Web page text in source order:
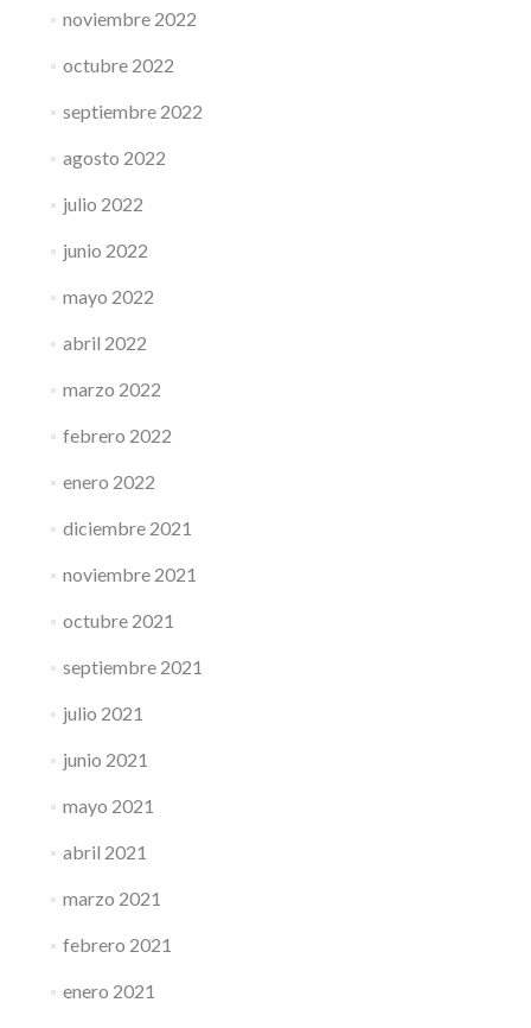
noviembre 2022
octubre 2022
septiembre 2022
agosto 2022
julio 2022
junio 2022
mayo 2022
abril 2022
marzo 2022
febrero 2022
enero 2022
diciembre 2021
noviembre 2021
octubre 2021
septiembre 2021
julio 2021
junio 2021
mayo 2021
abril 2021
marzo 2021
febrero 2021
enero 2021